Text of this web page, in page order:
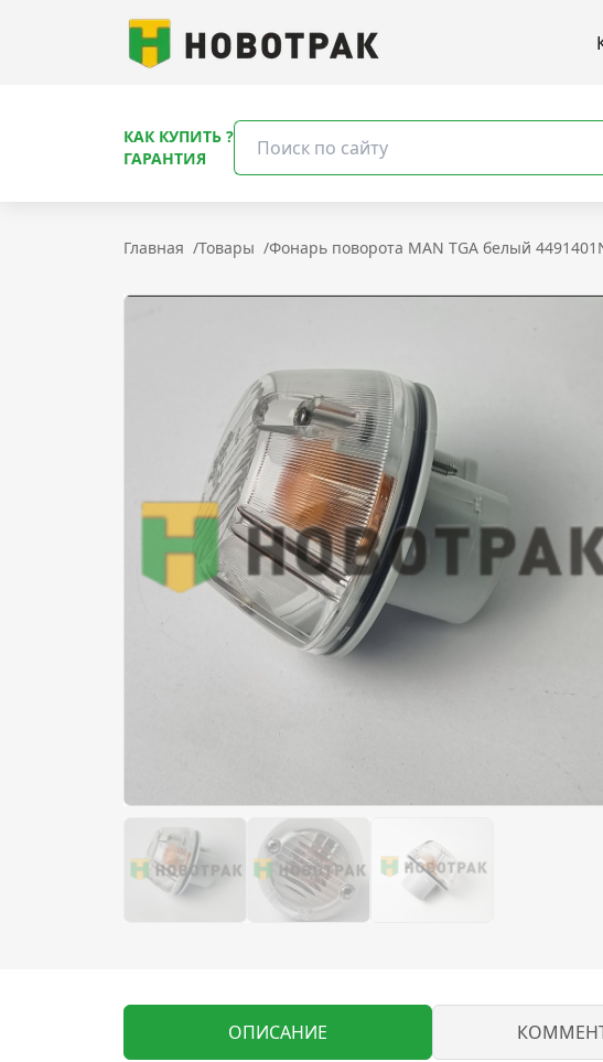
КАК КУПИТЬ ?
ГАРАНТИЯ
Главная /Товары /Фонарь поворота MAN TGA белый
ОПИСАНИЕ